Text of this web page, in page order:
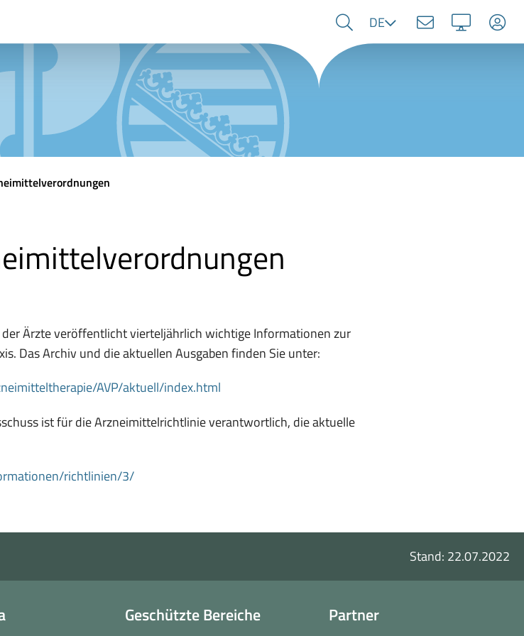
Sprache
DE
Ärzte veröffentlicht vierteljährlich wichtige Informationen zur
Das Archiv und die aktuellen Ausgaben finden Sie unter:
AVP/aktuell/index.html
neuem
ist für die Arzneimittelrichtlinie verantwortlich, die aktuelle
richtlinien/3/(öffnet
Fenster)
Stand: 22.07.2022
Geschützte Bereiche Partner